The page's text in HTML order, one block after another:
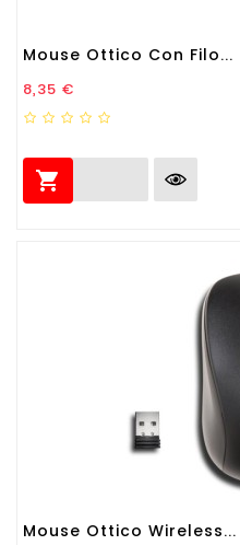
Mouse Ottico Con Filo...
Prezzo
8,35 €

Mouse Ottico Wireless...